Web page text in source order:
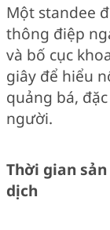
Một standee
thông điệp
và bố cục
giây để hiểu
quảng bá,
người.
Thời gian
dịch